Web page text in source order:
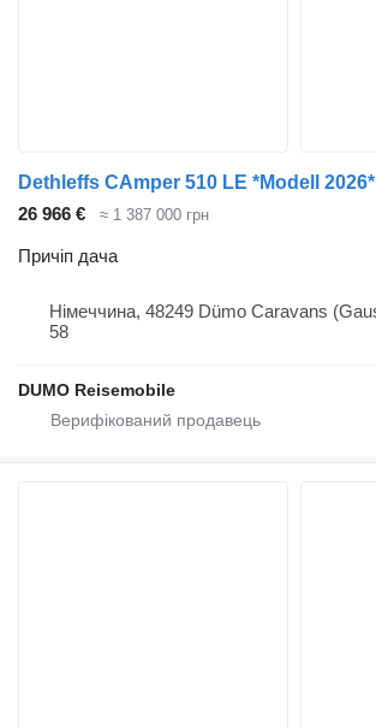
Dethleffs CAmper 510 LE *Modell 2026*
26 966 €
≈ 1 387 000 грн
Причіп дача
Німеччина, 48249 Dümo Caravans (Gausepatt) Gausepatt
58
DUMO Reisemobile